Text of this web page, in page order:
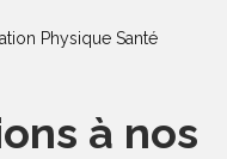
Physique Santé
à nos